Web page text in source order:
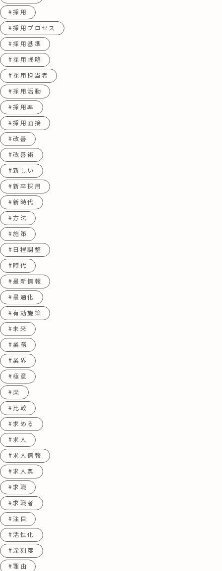
#採用
#採用プロセス
#採用基準
#採用戦略
#採用担当者
#採用活動
#採用率
#採用面接
#改善
#改善術
#新しい
#新卒採用
#新時代
#方法
#施策
#日程調整
#時代
#最新情報
#最適化
#有効施策
#未来
#業務
#業界
#極意
#楽
#比較
#求める
#求人
#求人情報
#求人票
#求職
#求職者
#注目
#活性化
#深刻度
#理由